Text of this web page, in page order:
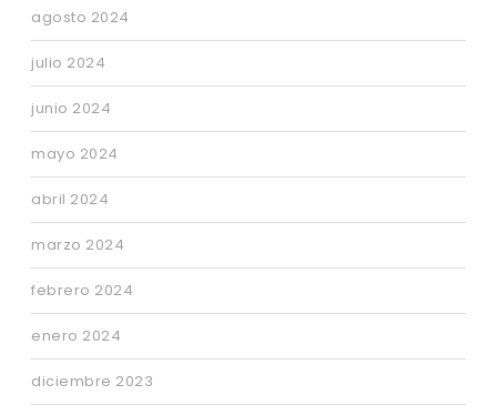
agosto 2024
julio 2024
junio 2024
mayo 2024
abril 2024
marzo 2024
febrero 2024
enero 2024
diciembre 2023